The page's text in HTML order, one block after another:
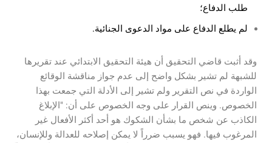
طلب الدفاع؛
لم يطلع الدفاع على مواد الدعوى الجنائية.
وقد أثبت قاضي التحقيق أن هيئة التحقيق الابتدائي عند تقريرها
للشبهة لم تشير بشكل واضح إلى عدم جواز مناقشة الوقائع
الواردة في نص التقرير ولم تشير إلى الأدلة التي جمعت بهذا
الخصوص. وينص القرار على وجه الخصوص على أن: "الإبلاغ
الكاذب عن شخص ما بشأن الشكوك هو أحد أكثر الأفعال غير
المرغوب فيها. فهو يسبب ضرراً لا يمكن إصلاحه للعدالة وللإنسان،